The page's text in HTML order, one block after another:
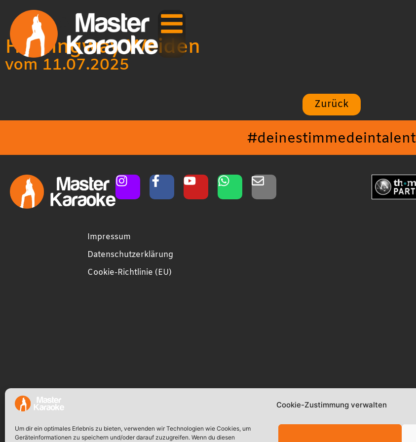
Cookie-Zustimmung verwalten
Um dir ein optimales Erlebnis zu bieten, verwenden wir Technologien wie Cookies, um
Geräteinformationen zu speichern und/oder darauf zuzugreifen. Wenn du diesen
Hemingway Weiden
vom 11.07.2025
Zurück
#deinestimmedeintalent
Impressum
Datenschutzerklärung
Cookie-Richtlinie (EU)